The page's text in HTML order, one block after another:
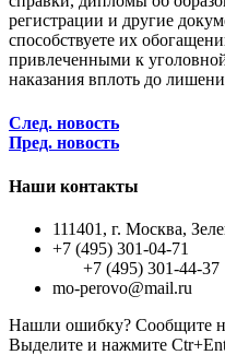
регистрации и другие
способствуете их
привлеченными к
наказания вплоть до
След. новость
Пред. новость
Наши контакты
111401, г. Москва,
+7 (495) 301-04-71
+7 (495) 301-44-37
mo-perovo@mail.ru
Нашли ошибку? Сообщите
Выделите и нажмите